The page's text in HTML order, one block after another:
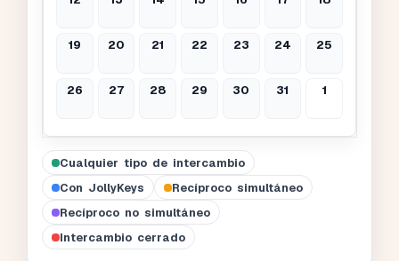
19 20 21 22 23 24 25
26 27 28 29 30 31 1
Cualquier tipo de intercambio
Con JollyKeys
Recíproco simultáneo
Recíproco no simultáneo
Intercambio cerrado